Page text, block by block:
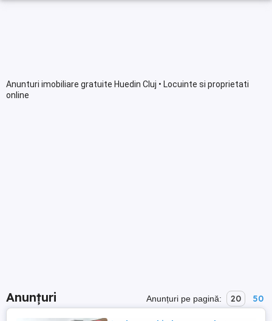
Anunturi imobiliare gratuite Huedin Cluj • Locuinte si proprietati
online
Anunțuri Anunțuri pe pagină: 20 50